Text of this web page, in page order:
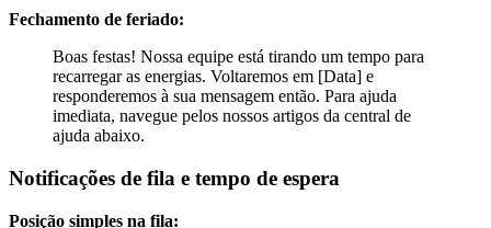
Fechamento de feriado:
Boas festas! Nossa equipe está tirando um tempo para
recarregar as energias. Voltaremos em [Data] e
responderemos à sua mensagem então. Para ajuda
imediata, navegue pelos nossos artigos da central de
ajuda abaixo.
Notificações de fila e tempo de espera
Posição simples na fila: